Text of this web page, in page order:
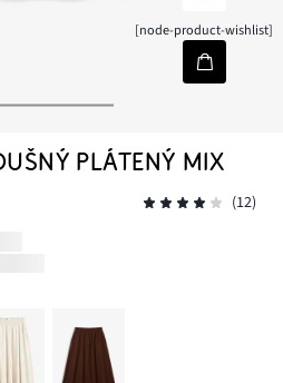
[node-product-wishlist]
PLÁTENÝ MIX
(12)